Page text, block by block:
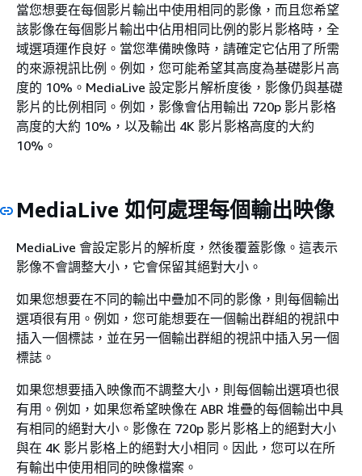
當您想要在每個影片輸出中使用相同的影像，而且您希望
該影像在每個影片輸出中佔用相同比例的影片影格時，全
域選項運作良好。當您準備映像時，請確定它佔用了所需
的來源視訊比例。例如，您可能希望其高度為基礎影片高
度的 10%。MediaLive 設定影片解析度後，影像仍與基礎
影片的比例相同。例如，影像會佔用輸出 720p 影片影格
高度的大約 10%，以及輸出 4K 影片影格高度的大約
10%。
MediaLive 如何處理每個輸出映像
MediaLive 會設定影片的解析度，然後覆蓋影像。這表示
影像不會調整大小，它會保留其絕對大小。
如果您想要在不同的輸出中疊加不同的影像，則每個輸出
選項很有用。例如，您可能想要在一個輸出群組的視訊中
插入一個標誌，並在另一個輸出群組的視訊中插入另一個
標誌。
如果您想要插入映像而不調整大小，則每個輸出選項也很
有用。例如，如果您希望映像在 ABR 堆疊的每個輸出中具
有相同的絕對大小。影像在 720p 影片影格上的絕對大小
與在 4K 影片影格上的絕對大小相同。因此，您可以在所
有輸出中使用相同的映像檔案。